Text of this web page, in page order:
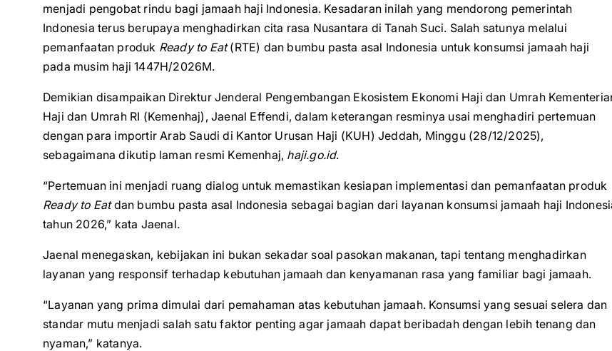
menjadi pengobat rindu bagi jamaah haji Indonesia. Kesadaran inilah yang mendorong pemerintah
Indonesia terus berupaya menghadirkan cita rasa Nusantara di Tanah Suci. Salah satunya melalui
pemanfaatan produk Ready to Eat(RTE) dan bumbu pasta asal Indonesia untuk konsumsi jamaah haji
pada musim haji 1447H/2026M.
Demikian disampaikan Direktur Jenderal Pengembangan Ekosistem Ekonomi Haji dan Umrah
Haji dan Umrah RI (Kemenhaj), Jaenal Effendi, dalam keterangan resminya usai menghadiri pertemuan
dengan para importir Arab Saudi di Kantor Urusan Haji (KUH) Jeddah, Minggu (28/12/2025),
sebagaimana dikutip laman resmi Kemenhaj, haji.go.id.
“Pertemuan ini menjadi ruang dialog untuk memastikan kesiapan implementasi dan pemanfaatan produk
Ready to Eatdan bumbu pasta asal Indonesia sebagai bagian dari layanan konsumsi jamaah haji
tahun 2026,” kata Jaenal.
Jaenal menegaskan, kebijakan ini bukan sekadar soal pasokan makanan, tapi tentang menghadirkan
layanan yang responsif terhadap kebutuhan jamaah dan kenyamanan rasa yang familiar bagi jamaah.
“Layanan yang prima dimulai dari pemahaman atas kebutuhan jamaah. Konsumsi yang sesuai selera dan
standar mutu menjadi salah satu faktor penting agar jamaah dapat beribadah dengan lebih tenang dan
nyaman,” katanya.